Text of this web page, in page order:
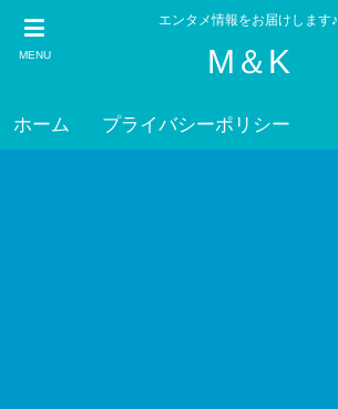
MENU
エンタメ情報をお届けします♪
M＆K
ホーム プライバシーポリシー